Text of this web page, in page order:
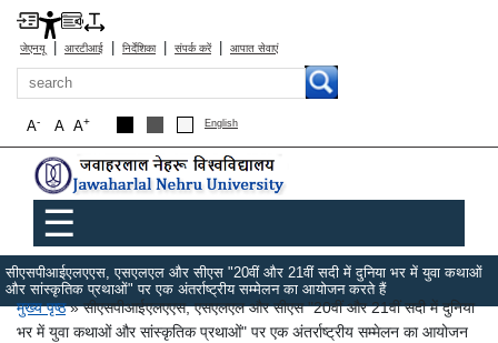
जेएनयू | आरटीआई | निर्देशिका | संपर्क करें | आपात सेवाएं
खोज
A+
A
A- English
Main menu
☰
सीएसपीआईएलएएस, एसएलएल और सीएस "20वीं और 21वीं सदी में दुनिया भर में युवा कथाओं
और सांस्कृतिक प्रथाओं" पर एक अंतर्राष्ट्रीय सम्मेलन का आयोजन करते हैं
पग चिन्ह
मुख्य पृष्ठ
सीएसपीआईएलएएस, एसएलएल और सीएस "20वीं और 21वीं सदी में दुनिया
भर में युवा कथाओं और सांस्कृतिक प्रथाओं" पर एक अंतर्राष्ट्रीय सम्मेलन का आयोजन